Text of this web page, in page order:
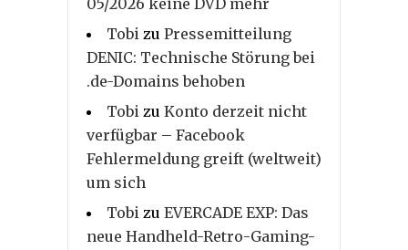
05/2026 keine DVD mehr
Tobi zu Pressemitteilung
DENIC: Technische Störung bei
.de-Domains behoben
Tobi zu Konto derzeit nicht
verfügbar – Facebook
Fehlermeldung greift (weltweit)
um sich
Tobi zu EVERCADE EXP: Das
neue Handheld-Retro-Gaming-